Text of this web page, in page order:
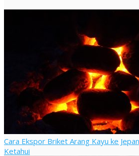
Cara Ekspor Briket Arang Kayu ke
Ketahui